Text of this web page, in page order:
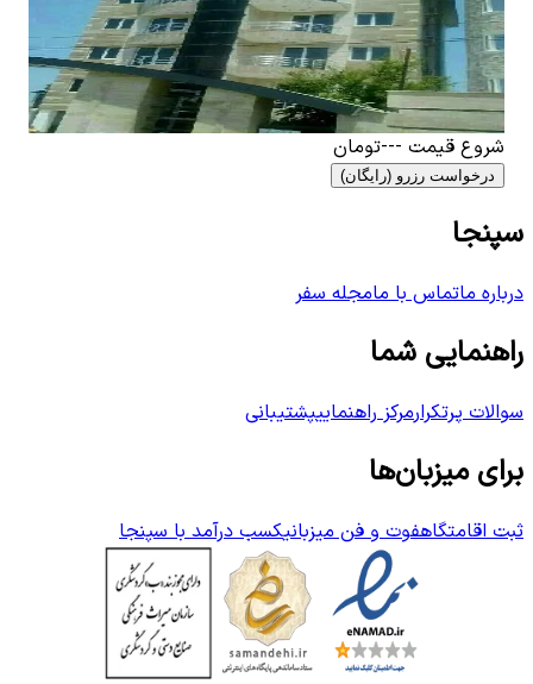
اجاره سوئیت مبله در شهرک نمک آبرود - واحد2
2 اتاق خواب10 نفر 5
۵٬۰۰۰٬۰۰۰تومان
شروع قیمت ---تومان
درخواست رزرو (رایگان)
سپنجا
درباره ماتماس با مامجله سفر
راهنمایی شما
سوالات پرتکرارمرکز راهنماییپشتیبانی
برای میزبان‌ها
ثبت اقامتگاهفوت و فن میزبانیکسب درآمد با سپنجا